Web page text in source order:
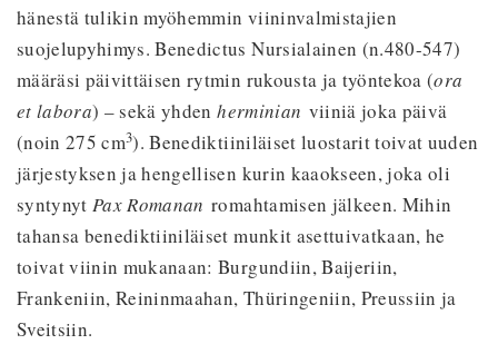
hänestä tulikin myöhemmin viininvalmistajien
suojelupyhimys. Benedictus Nursialainen (n.480-547)
määräsi päivittäisen rytmin rukousta ja työntekoa (ora
et labora) – sekä yhdenherminian viiniä joka päivä
(noin 275 cm3). Benediktiiniläiset luostarit toivat uuden
järjestyksen ja hengellisen kurin kaaokseen, joka oli
syntynytPax Romananromahtamisen jälkeen. Mihin
tahansa benediktiiniläiset munkit asettuivatkaan, he
toivat viinin mukanaan: Burgundiin, Baijeriin,
Frankeniin, Reininmaahan, Thüringeniin, Preussiin ja
Sveitsiin.